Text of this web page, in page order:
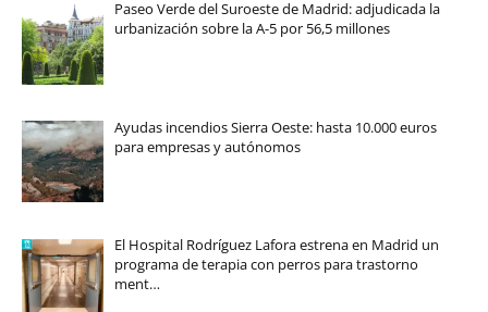
Paseo Verde del Suroeste de Madrid: adjudicada la
urbanización sobre la A-5 por 56,5 millones
Ayudas incendios Sierra Oeste: hasta 10.000 euros
para empresas y autónomos
El Hospital Rodríguez Lafora estrena en Madrid un
programa de terapia con perros para trastorno
ment…